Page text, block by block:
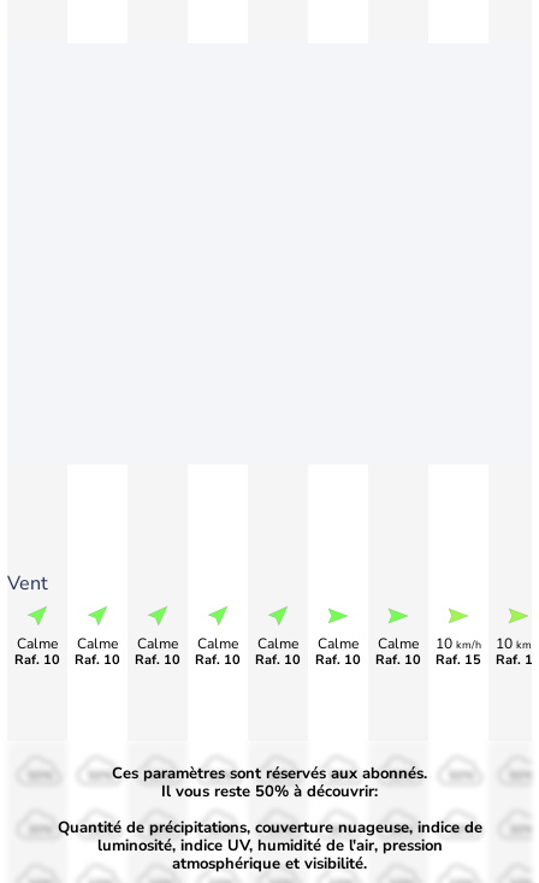
Vent
Calme
Raf. 10
Calme
Raf. 10
Calme
Raf. 10
Calme
Raf. 10
Calme
Raf. 10
Calme
Raf. 10
Calme
Raf. 10
10 km/h
Raf. 15
10 km/
Raf.
50%
30%
50%
30%
50%
30%
50%
30%
50%
30%
50%
30%
50%
30%
Ces paramètres sont réservés aux abonnés.
Il vous reste 50% à découvrir:
Quantité de précipitations, couverture nuageuse, indice de
luminosité, indice UV, humidité de l'air, pression
atmosphérique et visibilité.